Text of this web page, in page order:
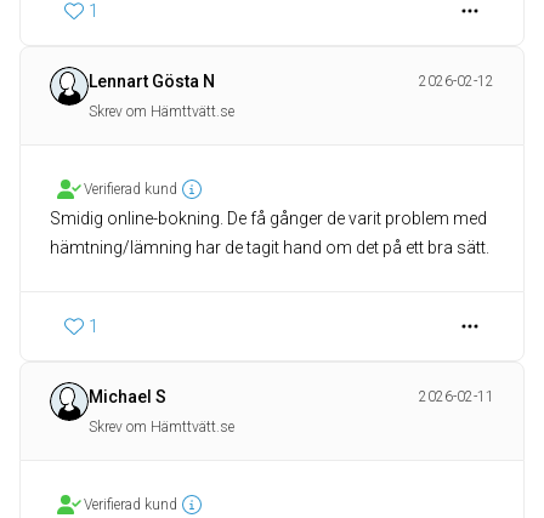
1
Lennart Gösta N
2026-02-12
Skrev om Hämttvätt.se
Verifierad kund
Smidig online-bokning. De få gånger de varit problem med
hämtning/lämning har de tagit hand om det på ett bra sätt.
1
Michael S
2026-02-11
Skrev om Hämttvätt.se
Verifierad kund